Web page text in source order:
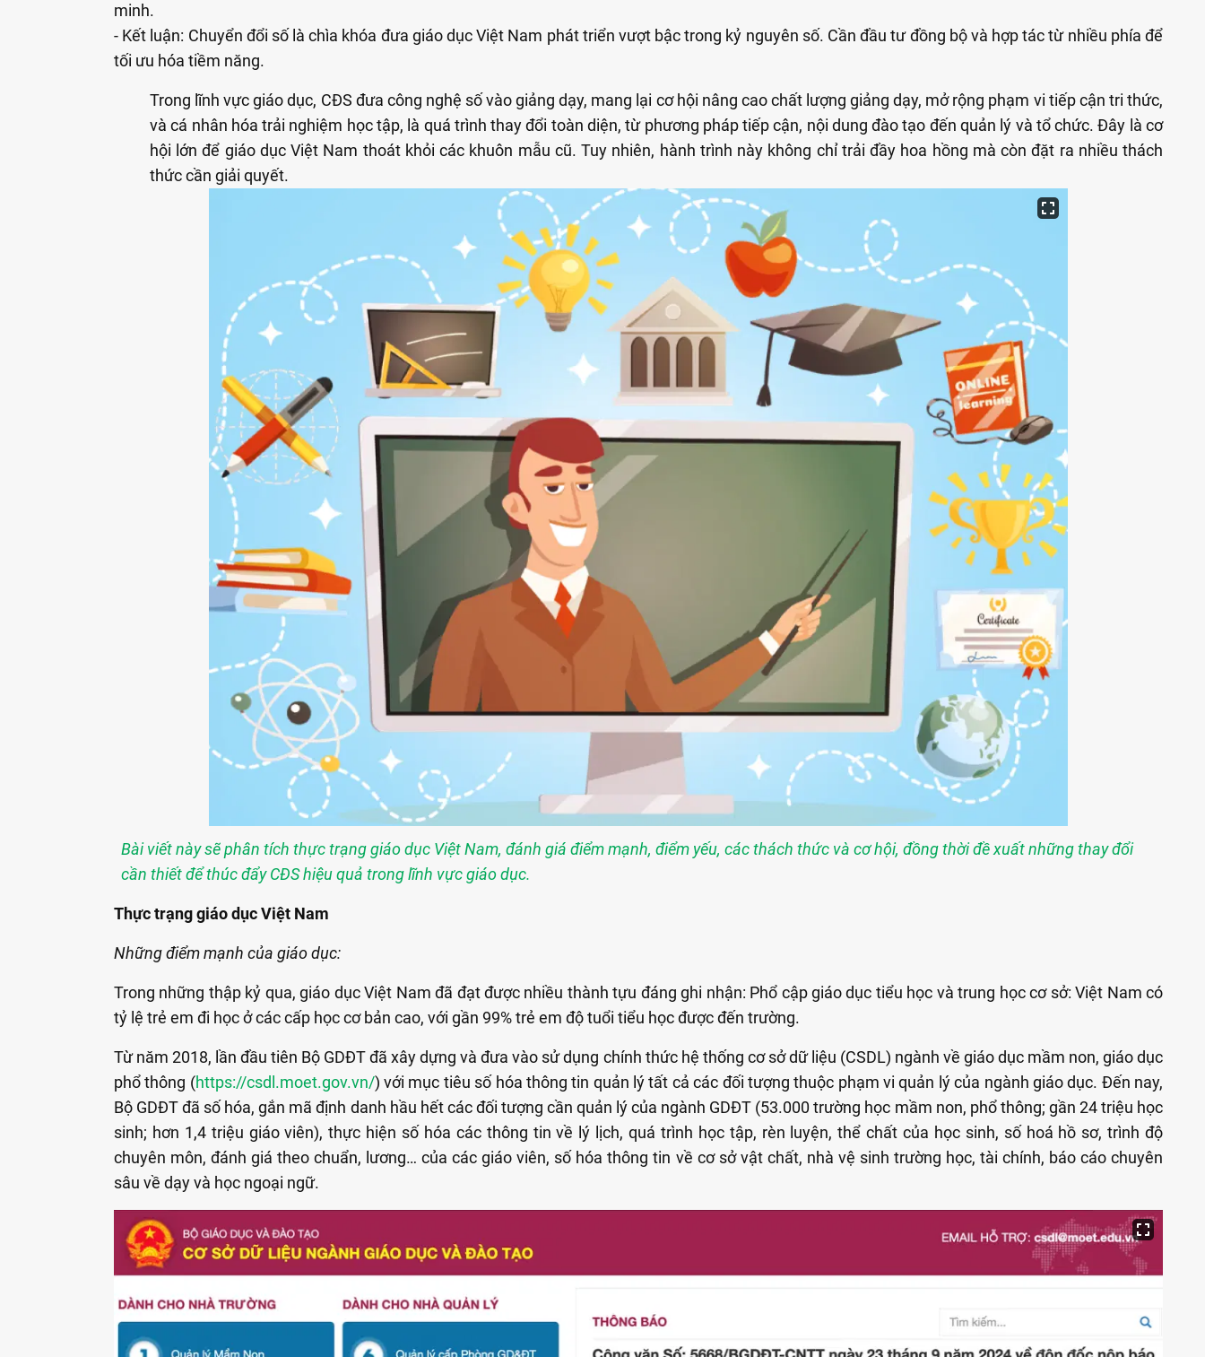
minh.
- Kết luận: Chuyển đổi số là chìa khóa đưa giáo dục Việt Nam phát triển vượt bậc trong kỷ nguyên số. Cần đầu tư đồng bộ và hợp tác từ nhiều phía để
tối ưu hóa tiềm năng.
Trong lĩnh vực giáo dục, CĐS đưa công nghệ số vào giảng dạy, mang lại cơ hội nâng cao chất lượng giảng dạy, mở rộng phạm vi tiếp cận tri thức,
và cá nhân hóa trải nghiệm học tập, là quá trình thay đổi toàn diện, từ phương pháp tiếp cận, nội dung đào tạo đến quản lý và tổ chức. Đây là cơ
hội lớn để giáo dục Việt Nam thoát khỏi các khuôn mẫu cũ. Tuy nhiên, hành trình này không chỉ trải đầy hoa hồng mà còn đặt ra nhiều thách
thức cần giải quyết.
Bài viết này sẽ phân tích thực trạng giáo dục Việt Nam, đánh giá điểm mạnh, điểm yếu, các thách thức và cơ hội, đồng thời đề xuất những thay đổi
cần thiết để thúc đẩy CĐS hiệu quả trong lĩnh vực giáo dục.
Thực trạng giáo dục Việt Nam
Những điểm mạnh của giáo dục:
Trong những thập kỷ qua, giáo dục Việt Nam đã đạt được nhiều thành tựu đáng ghi nhận: Phổ cập giáo dục tiểu học và trung học cơ sở: Việt Nam có
tỷ lệ trẻ em đi học ở các cấp học cơ bản cao, với gần 99% trẻ em độ tuổi tiểu học được đến trường.
Từ năm 2018, lần đầu tiên Bộ GDĐT đã xây dựng và đưa vào sử dụng chính thức hệ thống cơ sở dữ liệu (CSDL) ngành về giáo dục mầm non, giáo dục
phổ thông (https://csdl.moet.gov.vn/) với mục tiêu số hóa thông tin quản lý tất cả các đối tượng thuộc phạm vi quản lý của ngành giáo dục. Đến nay,
Bộ GDĐT đã số hóa, gắn mã định danh hầu hết các đối tượng cần quản lý của ngành GDĐT (53.000 trường học mầm non, phổ thông; gần 24 triệu học
sinh; hơn 1,4 triệu giáo viên), thực hiện số hóa các thông tin về lý lịch, quá trình học tập, rèn luyện, thể chất của học sinh, số hoá hồ sơ, trình độ
chuyên môn, đánh giá theo chuẩn, lương… của các giáo viên, số hóa thông tin về cơ sở vật chất, nhà vệ sinh trường học, tài chính, báo cáo chuyên
sâu về dạy và học ngoại ngữ.